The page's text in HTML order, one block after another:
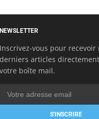
NEWSLETTER
Inscrivez-vous pour recevoir
derniers articles
votre boîte mail.
S'INSCRIRE